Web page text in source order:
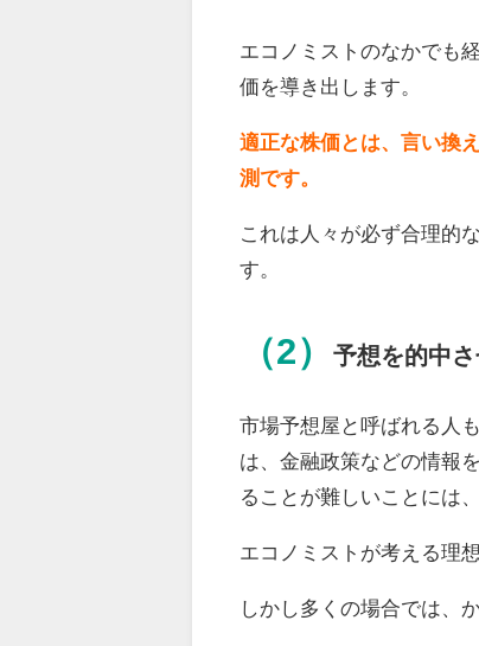
エコノミストのなかでも
価を導き出します。
適正な株価とは、言い換
測です。
これは人々が必ず合理的
す。
（2）予想を的中
市場予想屋と呼ばれる人
は、金融政策などの情報
ることが難しいことには
エコノミストが考える理
しかし多くの場合では、